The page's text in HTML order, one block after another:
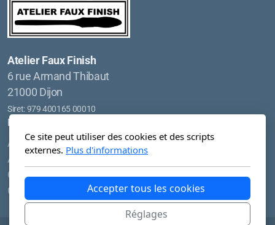
Atelier Faux Finish
6 rue Armand Thibaut
21000 Dijon
Siret: 979 400165 00010
Menu principal
Accueil
A Propos
Galerie
Contact
Conditions d'utilisation
Politique de confidentialité
Ce site peut utiliser des cookies et des scripts
externes. Plus d'informations
Accepter tous les cookies
Réglages